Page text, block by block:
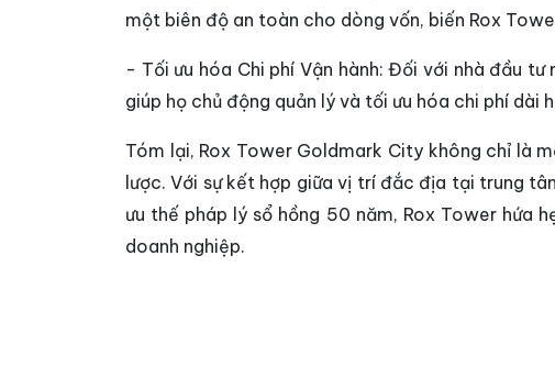
một biên độ an toàn cho dòng vốn, biến Rox
- Tối ưu hóa Chi phí Vận hành: Đối với nhà đầu
giúp họ chủ động quản lý và tối ưu hóa chi phí dài
Tóm lại, Rox Tower Goldmark City không chỉ là
lược. Với sự kết hợp giữa vị trí đắc địa tại trung
ưu thế pháp lý sổ hồng 50 năm, Rox Tower hứa
doanh nghiệp.